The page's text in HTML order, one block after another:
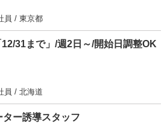
員 / 東京都
31まで」/週2日～/開始日調整OK
員 / 北海道
ー誘導スタッフ